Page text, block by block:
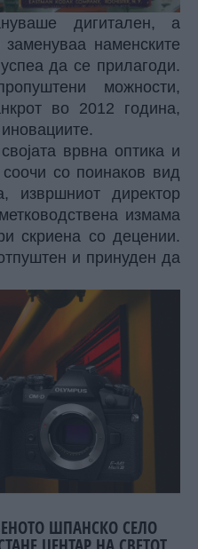
дигитален, а
наменските
да се прилагоди.
можности,
во 2012 година,
врвна оптика и
со поинаков вид
извршниот директор
измама
скриена со децении.
и принуден да
ШПАНСКО СЕЛО